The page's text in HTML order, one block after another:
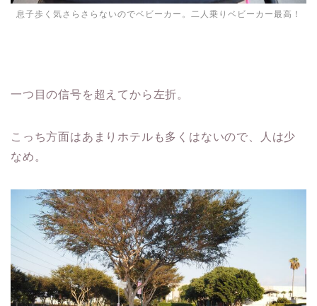
息子歩く気さらさらないのでベビーカー。二人乗りベビーカー最高！
一つ目の信号を超えてから左折。
こっち方面はあまりホテルも多くはないので、人は少
なめ。